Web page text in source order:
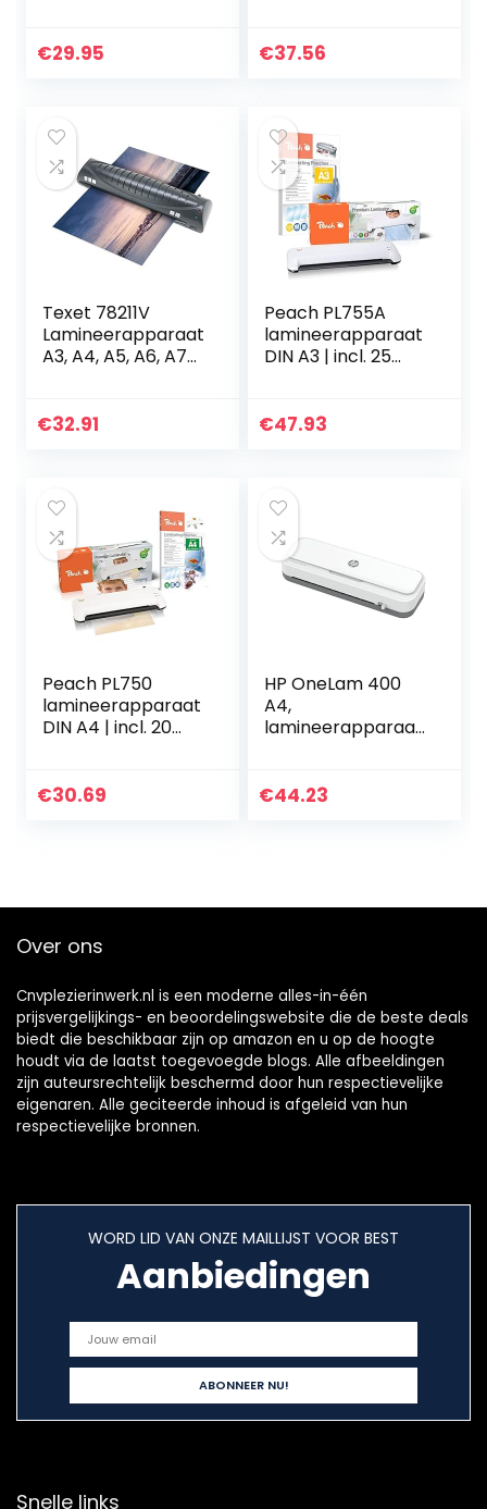
€29.95 €37.56
Texet 78211V
Lamineerapparaat
A3, A4, A5, A6, A7
€32.91
Peach PL755A
lamineerapparaat
DIN A3 | incl. 25
dubbel zo snel
€47.93
Peach PL750
lamineerapparaat
DIN A4 | incl. 20
dubbel zo snel
€30.69
HP OneLam 400
A4,
lamineerapparaat,
accessoires, 3160
€44.23
Over ons
Cnvplezierinwerk.nl is een moderne alles-in-één
prijsvergelijkings- en beoordelingswebsite die de beste deals
biedt die beschikbaar zijn op amazon en u op de hoogte
houdt via de laatst toegevoegde blogs. Alle afbeeldingen
zijn auteursrechtelijk beschermd door hun respectievelijke
eigenaren. Alle geciteerde inhoud is afgeleid van hun
respectievelijke bronnen.
WORD LID VAN ONZE MAILLIJST VOOR BEST
Aanbiedingen
Snelle links